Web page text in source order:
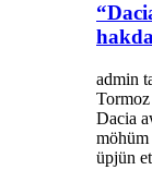
admin
Dacia
üpjün